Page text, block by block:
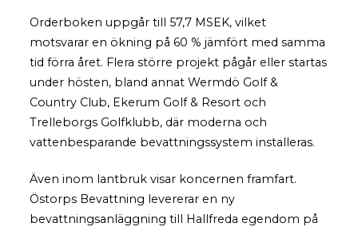
Orderboken uppgår till 57,7 MSEK, vilket
motsvarar en ökning på 60 % jämfört med samma
tid förra året. Flera större projekt pågår eller startas
under hösten, bland annat Wermdö Golf &
Country Club, Ekerum Golf & Resort och
Trelleborgs Golfklubb, där moderna och
vattenbesparande bevattningssystem installeras.
Även inom lantbruk visar koncernen framfart.
Östorps Bevattning levererar en ny
bevattningsanläggning till Hallfreda egendom på